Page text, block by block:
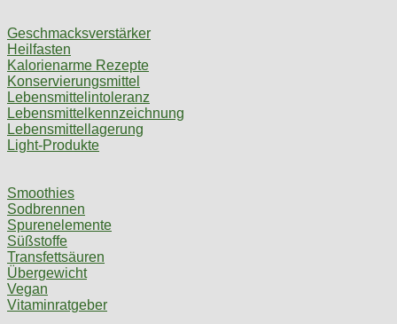
Geschmacksverstärker
Heilfasten
Kalorienarme Rezepte
Konservierungsmittel
Lebensmittelintoleranz
Lebensmittelkennzeichnung
Lebensmittellagerung
Light-Produkte
Smoothies
Sodbrennen
Spurenelemente
Süßstoffe
Transfettsäuren
Übergewicht
Vegan
Vitaminratgeber